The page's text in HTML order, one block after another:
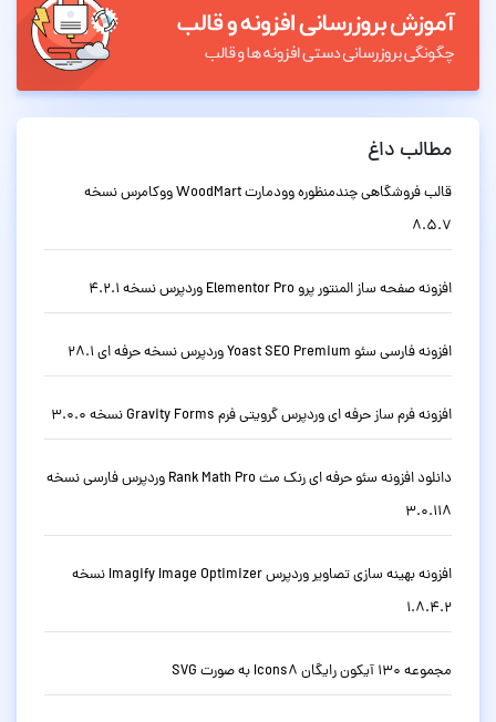
مطالب داغ
قالب فروشگاهی چندمنظوره وودمارت WoodMart ووکامرس نسخه
8.5.7
افزونه صفحه ساز المنتور پرو Elementor Pro وردپرس نسخه 4.2.1
افزونه فارسی سئو Yoast SEO Premium وردپرس نسخه حرفه ای 28.1
افزونه فرم ساز حرفه ای وردپرس گرویتی فرم Gravity Forms نسخه 3.0.0
دانلود افزونه سئو حرفه ای رنک مث Rank Math Pro وردپرس فارسی نسخه
3.0.118
افزونه بهینه سازی تصاویر وردپرس Imagify Image Optimizer نسخه
1.8.4.2
مجموعه 130 آیکون رایگان Icons8 به صورت SVG